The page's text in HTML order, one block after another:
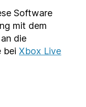
Software
mit dem
die
beiXbox Live